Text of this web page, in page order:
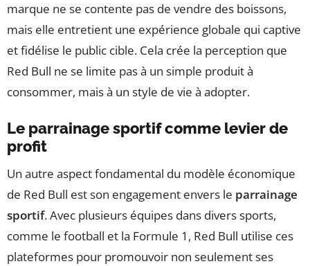
marque ne se contente pas de vendre des boissons,
mais elle entretient une expérience globale qui captive
et fidélise le public cible. Cela crée la perception que
Red Bull ne se limite pas à un simple produit à
consommer, mais à un style de vie à adopter.
Le parrainage sportif comme levier de
profit
Un autre aspect fondamental du modèle économique
de Red Bull est son engagement envers le parrainage
sportif. Avec plusieurs équipes dans divers sports,
comme le football et la Formule 1, Red Bull utilise ces
plateformes pour promouvoir non seulement ses